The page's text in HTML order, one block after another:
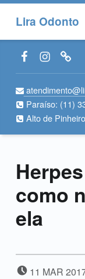
Lira Odonto
Facebook LiraOdonto
InstagramSite
Paraíso: (11)
Alto de
como
ela
POSTED ON:
11 MAR